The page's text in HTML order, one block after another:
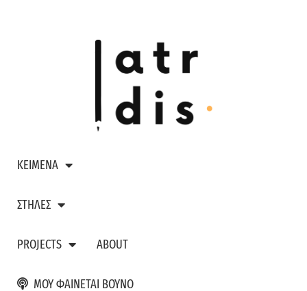
ΚΕΙΜΕΝΑ
ΣΤΗΛΕΣ
PROJECTS ABOUT
ΜΟΥ ΦΑΙΝΕΤΑΙ ΒΟΥΝΟ